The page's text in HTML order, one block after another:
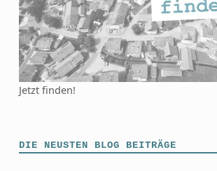
Jetzt finden!
DIE NEUSTEN BLOG BEITRÄGE